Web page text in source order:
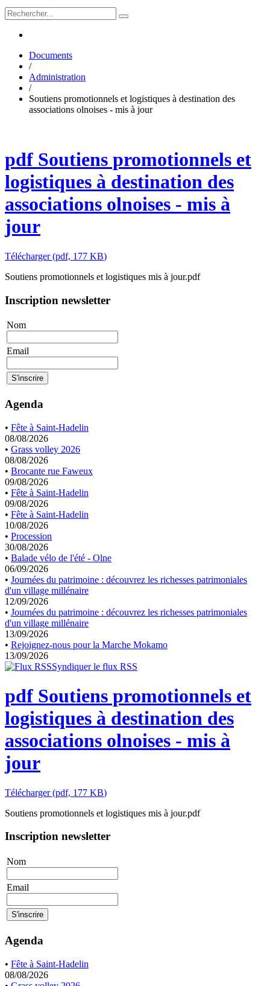
Documents
/
Administration
/
Soutiens promotionnels et logistiques à destination des
associations olnoises - mis à jour
pdf Soutiens promotionnels et
logistiques à destination des
associations olnoises - mis à
jour
Télécharger(pdf, 177 KB)
Soutiens promotionnels et logistiques mis à jour.pdf
Inscription newsletter
Nom
Email
Agenda
• Fête à Saint-Hadelin
08/08/2026
• Grass volley 2026
08/08/2026
• Brocante rue Faweux
09/08/2026
• Fête à Saint-Hadelin
09/08/2026
• Fête à Saint-Hadelin
10/08/2026
• Procession
30/08/2026
• Balade vélo de l'été - Olne
06/09/2026
• Journées du patrimoine : découvrez les richesses patrimoniales
d'un village millénaire
12/09/2026
• Journées du patrimoine : découvrez les richesses patrimoniales
d'un village millénaire
13/09/2026
• Rejoignez-nous pour la Marche Mokamo
13/09/2026
Syndiquer le flux RSS
pdf Soutiens promotionnels et
logistiques à destination des
associations olnoises - mis à
jour
Télécharger(pdf, 177 KB)
Soutiens promotionnels et logistiques mis à jour.pdf
Inscription newsletter
Nom
Email
Agenda
• Fête à Saint-Hadelin
08/08/2026